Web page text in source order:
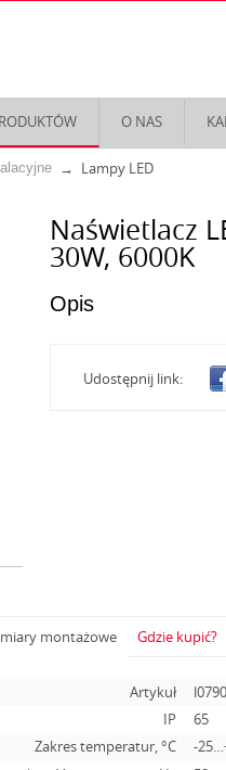
O NAS
Lampy LED
Naświetlacz
30W, 6000K
Opis
Udostępnij link:
Artykuł
IP
65
Zakres temperatur, °C
-
montażowe Gdzie kupić?